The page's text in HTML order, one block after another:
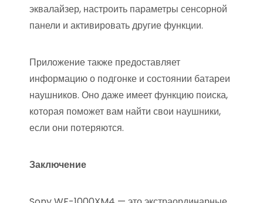
эквалайзер, настроить параметры сенсорной
панели и активировать другие функции.
Приложение также предоставляет
информацию о подгонке и состоянии батареи
наушников. Оно даже имеет функцию поиска,
которая поможет вам найти свои наушники,
если они потеряются.
Заключение